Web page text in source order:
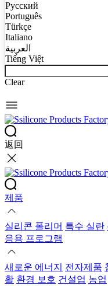
Русский
Português
Türkçe
Italiano
العربية
Tiếng Việt
Clear
返回
제품
실리콘 폴리머 특수 실란
응용 프로그램
새로운 에너지 전자제품
활 환경 보호 건설업 농업